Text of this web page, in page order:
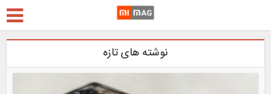
نوشته های تازه